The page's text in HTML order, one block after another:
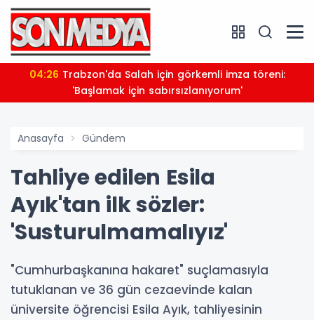
04:26
'Başlamak için sabırsızlanıyorum'
Anasayfa Gündem
Tahliye edilen Esila
Ayık'tan ilk sözler:
'Susturulmamalıyız'
"Cumhurbaşkanına hakaret" suçlamasıyla
tutuklanan ve 36 gün cezaevinde kalan
üniversite öğrencisi Esila Ayık, tahliyesinin